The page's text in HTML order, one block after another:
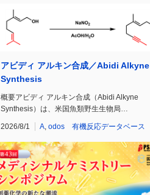
アビディ アルキン合成／Abidi Alkyne
Synthesis
概要アビディ アルキン合成（Abidi Alkyne
Synthesis）は、米国魚類野生生物局…
2026/8/1 A odos 有機反応データベース